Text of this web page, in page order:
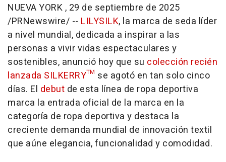
NUEVA YORK, 29 de septiembre de 2025
/PRNewswire/ -- LILYSILK, la marca de seda líder
a nivel mundial, dedicada a inspirar a las
personas a vivir vidas espectaculares y
sostenibles, anunció hoy que su colección recién
lanzada SILKERRY™ se agotó en tan solo cinco
días. El debut de esta línea de ropa deportiva
marca la entrada oficial de la marca en la
categoría de ropa deportiva y destaca la
creciente demanda mundial de innovación textil
que aúne elegancia, funcionalidad y comodidad.